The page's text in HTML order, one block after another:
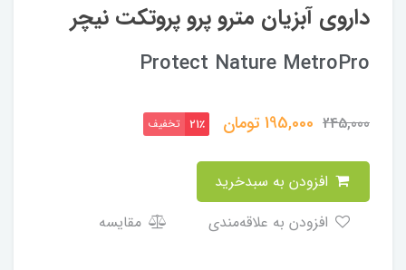
داروی آبزیان مترو پرو پروتکت نیچر
Protect Nature MetroPro
245,000
195,000تومان 21٪ تخفیف
مقایسه